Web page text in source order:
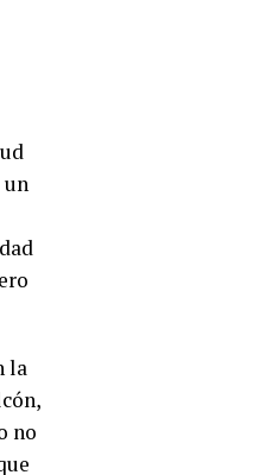
un
la
no